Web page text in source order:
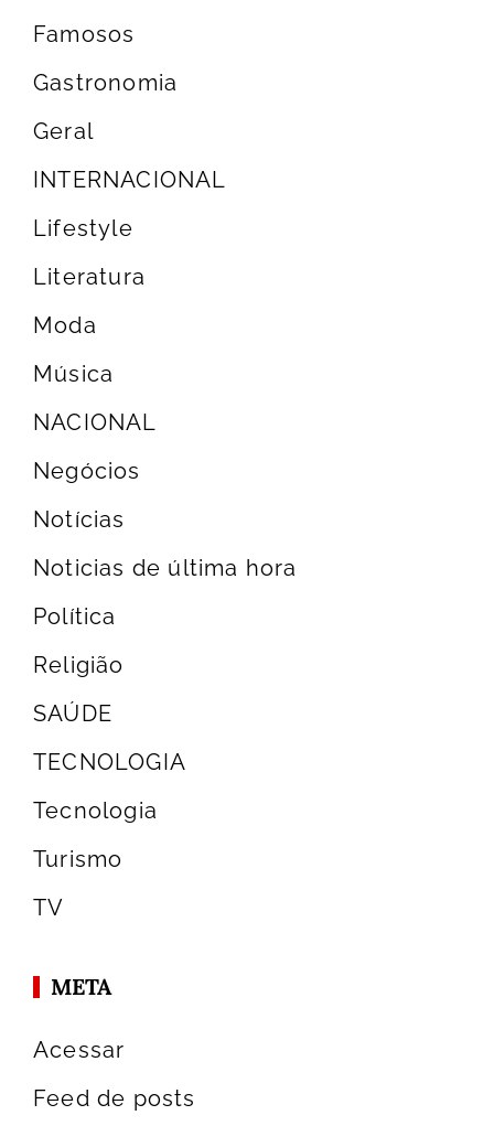
Famosos
Gastronomia
Geral
INTERNACIONAL
Lifestyle
Literatura
Moda
Música
NACIONAL
Negócios
Notícias
Noticias de última hora
Política
Religião
SAÚDE
TECNOLOGIA
Tecnologia
Turismo
TV
META
Acessar
Feed de posts